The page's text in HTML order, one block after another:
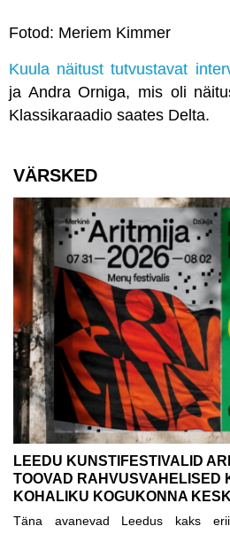
Fotod: Meriem Kimmer
Kuula näitust tutvustavat
ja Andra Orniga, mis oli
Klassikaraadio saates Delta.
VÄRSKED
LEEDU KUNSTIFESTIVALID
TOOVAD RAHVUSVAHELISED
KOHALIKU KOGUKONNA
Täna avanevad Leedus kaks